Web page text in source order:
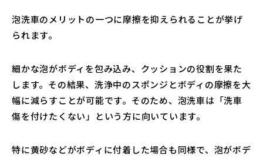
泡洗車のメリットの一つに摩擦を抑えられることが挙げ
られます。
細かな泡がボディを包み込み、クッションの役割を果た
します。その結果、洗浄中のスポンジとボディの摩擦を大
幅に減らすことが可能です。そのため、泡洗車は「洗車
傷を付けたくない」という方に向いています。
特に黄砂などがボディに付着した場合も同様で、泡がボデ